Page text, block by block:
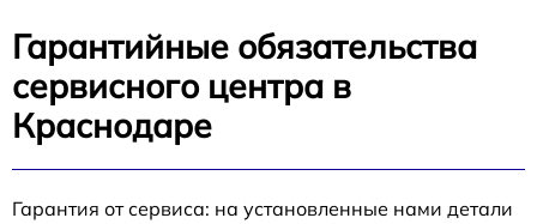
Гарантийные обязательства
сервисного центра в
Краснодаре
Гарантия от сервиса: на установленные нами детали